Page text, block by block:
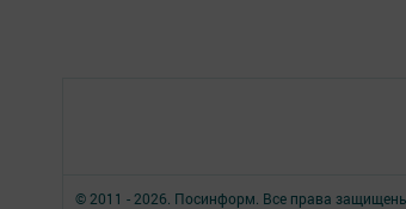
© 2011 - 2026. Посинформ. Все права